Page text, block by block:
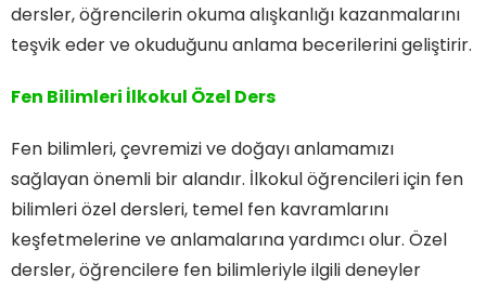
dersler, öğrencilerin okuma alışkanlığı kazanmalarını
teşvik eder ve okuduğunu anlama becerilerini geliştirir.
Fen Bilimleri İlkokul Özel Ders
Fen bilimleri, çevremizi ve doğayı anlamamızı
sağlayan önemli bir alandır. İlkokul öğrencileri için fen
bilimleri özel dersleri, temel fen kavramlarını
keşfetmelerine ve anlamalarına yardımcı olur. Özel
dersler, öğrencilere fen bilimleriyle ilgili deneyler